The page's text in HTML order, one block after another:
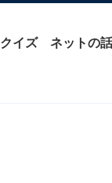
クイズ ネットの